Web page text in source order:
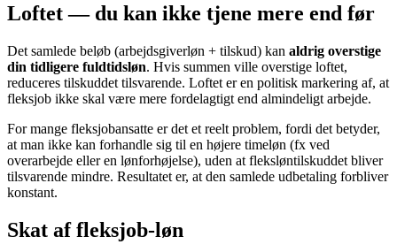
Loftet — du kan ikke tjene mere end før
Det samlede beløb (arbejdsgiverløn + tilskud) kan aldrig overstige
din tidligere fuldtidsløn. Hvis summen ville overstige loftet,
reduceres tilskuddet tilsvarende. Loftet er en politisk markering af, at
fleksjob ikke skal være mere fordelagtigt end almindeligt arbejde.
For mange fleksjobansatte er det et reelt problem, fordi det betyder,
at man ikke kan forhandle sig til en højere timeløn (fx ved
overarbejde eller en lønforhøjelse), uden at fleksløntilskuddet bliver
tilsvarende mindre. Resultatet er, at den samlede udbetaling forbliver
konstant.
Skat af fleksjob-løn